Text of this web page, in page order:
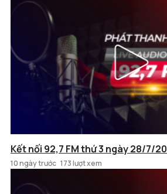
Kết nối 92,7 FM thứ 3 ngày 28/7/
10 ngày trước 173 lượt xem